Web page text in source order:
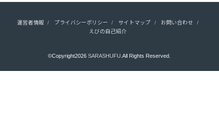
運営者情報 プライバシーポリシー サイトマップ
お問い合わせ
えびの自己紹介
©Copyright2026SARASHUFU.All Rights Reserved.